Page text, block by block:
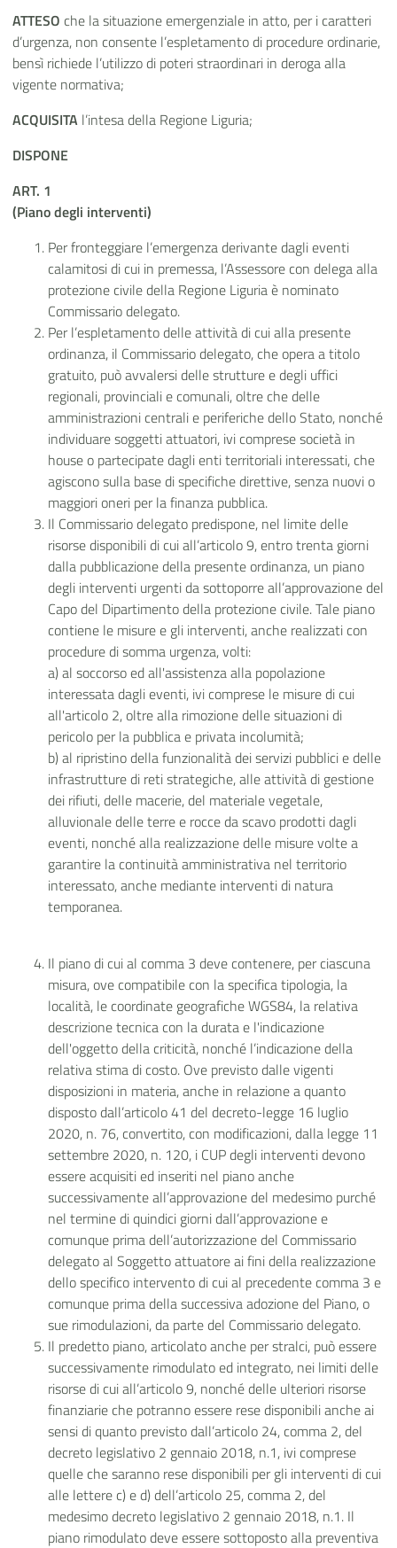
ATTESO che la situazione emergenziale in atto, per i caratteri
d’urgenza, non consente l’espletamento di procedure ordinarie,
bensì richiede l’utilizzo di poteri straordinari in deroga alla
vigente normativa;
ACQUISITA l’intesa della Regione Liguria;
DISPONE
ART. 1
(Piano degli interventi)
Per fronteggiare l’emergenza derivante dagli eventi
calamitosi di cui in premessa, l’Assessore con delega alla
protezione civile della Regione Liguria è nominato
Commissario delegato.
Per l’espletamento delle attività di cui alla presente
ordinanza, il Commissario delegato, che opera a titolo
gratuito, può avvalersi delle strutture e degli uffici
regionali, provinciali e comunali, oltre che delle
amministrazioni centrali e periferiche dello Stato, nonché
individuare soggetti attuatori, ivi comprese società in
house o partecipate dagli enti territoriali interessati, che
agiscono sulla base di specifiche direttive, senza nuovi o
maggiori oneri per la finanza pubblica.
Il Commissario delegato predispone, nel limite delle
risorse disponibili di cui all’articolo 9, entro trenta giorni
dalla pubblicazione della presente ordinanza, un piano
degli interventi urgenti da sottoporre all’approvazione del
Capo del Dipartimento della protezione civile. Tale piano
contiene le misure e gli interventi, anche realizzati con
procedure di somma urgenza, volti:
a) al soccorso ed all'assistenza alla popolazione
interessata dagli eventi, ivi comprese le misure di cui
all'articolo 2, oltre alla rimozione delle situazioni di
pericolo per la pubblica e privata incolumità;
b) al ripristino della funzionalità dei servizi pubblici e delle
infrastrutture di reti strategiche, alle attività di gestione
dei rifiuti, delle macerie, del materiale vegetale,
alluvionale delle terre e rocce da scavo prodotti dagli
eventi, nonché alla realizzazione delle misure volte a
garantire la continuità amministrativa nel territorio
interessato, anche mediante interventi di natura
temporanea.
Il piano di cui al comma 3 deve contenere, per ciascuna
misura, ove compatibile con la specifica tipologia, la
località, le coordinate geografiche WGS84, la relativa
descrizione tecnica con la durata e l'indicazione
dell'oggetto della criticità, nonché l’indicazione della
relativa stima di costo. Ove previsto dalle vigenti
disposizioni in materia, anche in relazione a quanto
disposto dall’articolo 41 del decreto-legge 16 luglio
2020, n. 76, convertito, con modificazioni, dalla legge 11
settembre 2020, n. 120, i CUP degli interventi devono
essere acquisiti ed inseriti nel piano anche
successivamente all’approvazione del medesimo purché
nel termine di quindici giorni dall’approvazione e
comunque prima dell’autorizzazione del Commissario
delegato al Soggetto attuatore ai fini della realizzazione
dello specifico intervento di cui al precedente comma 3 e
comunque prima della successiva adozione del Piano, o
sue rimodulazioni, da parte del Commissario delegato.
Il predetto piano, articolato anche per stralci, può essere
successivamente rimodulato ed integrato, nei limiti delle
risorse di cui all’articolo 9, nonché delle ulteriori risorse
finanziarie che potranno essere rese disponibili anche ai
sensi di quanto previsto dall’articolo 24, comma 2, del
decreto legislativo 2 gennaio 2018, n.1, ivi comprese
quelle che saranno rese disponibili per gli interventi di cui
alle lettere c) e d) dell’articolo 25, comma 2, del
medesimo decreto legislativo 2 gennaio 2018, n.1. Il
piano rimodulato deve essere sottoposto alla preventiva